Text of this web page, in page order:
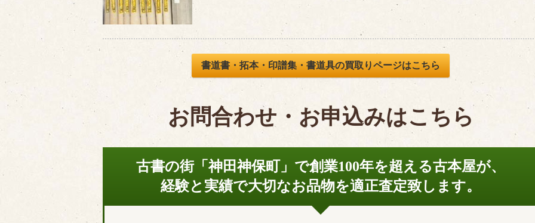
書道書・拓本・印譜集・書道具の買取りページはこちら
お問合わせ・お申込みはこちら
古書の街「神田神保町」で創業100年を超える古本屋が、
経験と実績で大切なお品物を適正査定致します。